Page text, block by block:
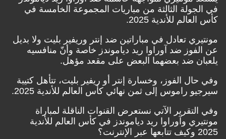
في الجولة الثالثة من مباريات المجموعة الخامسة في
كأس العالم للأندية 2025.
مونتيري تعادل في مباراتين ضد إنتر وريفير بليت ولا بديل
عن الفوز ضد آوراوا ريد دياموندز خاصة وأنّ منافسيه
يلعبان ضد بعضهما البعض على مقعد مؤهل.
وفي حال الفوز، وخسارة إنتر أو ريفير بليت، تتأهل كتيبة
سيرجيو راموس إلى ثمن نهائي كأس العالم للأندية 2025.
وفي التقرير الآتي نستعرض القنوات الناقلة لمباراة
مونتيري وآوراوا ريد دياموندز في كأس العالم للأندية
2025 وكيف تتابعها عبر الإنترنت؟